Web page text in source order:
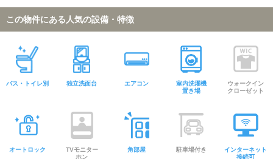
この物件にある人気の設備・特徴
バス・トイレ別 独立洗面台 エアコン
室内洗濯機
置き場
ウォークイン
クローゼット
オートロック
TVモニター
ホン
角部屋 駐車場付き
インターネット
接続可